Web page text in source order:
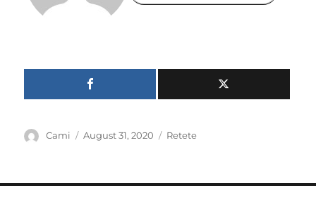
Author
Cami
Posted
August 31, 2020 Categories
Retete